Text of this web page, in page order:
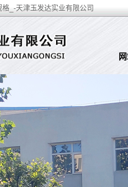
_-天津玉发达实业有限公司